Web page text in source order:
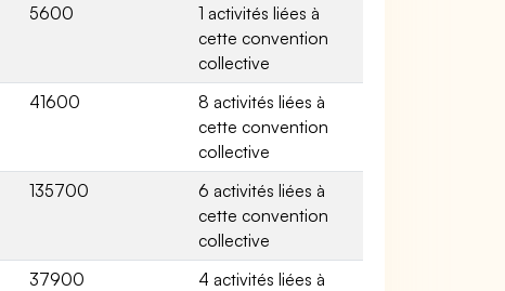
5600
1 activités liées à
cette convention
collective
41600
8 activités liées à
cette convention
collective
135700
6 activités liées à
cette convention
collective
37900
4 activités liées à